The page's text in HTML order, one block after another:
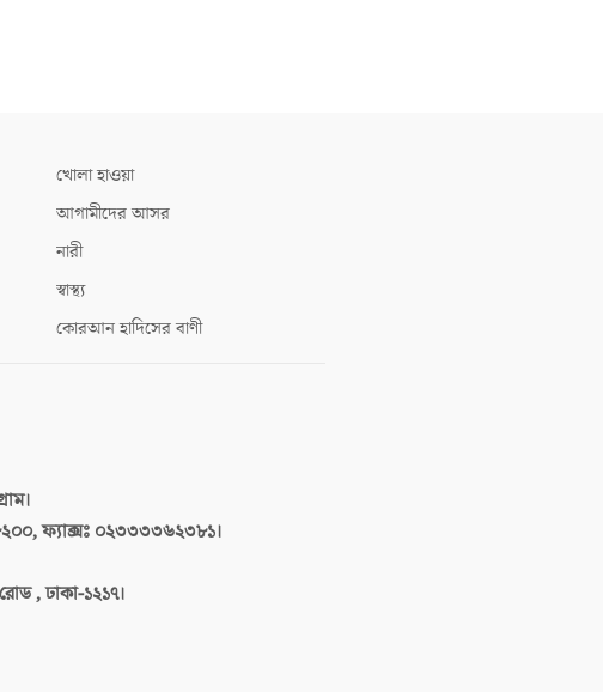
খোলা হাওয়া
আগামীদের আসর
নারী
স্বাস্থ্য
কোরআন হাদিসের বাণী
ফ্যাক্সঃ ০২৩৩৩৩৬২৩৮১।
, ঢাকা-১২১৭।